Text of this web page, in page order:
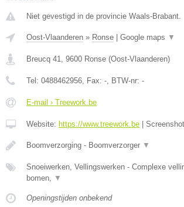
Niet gevestigd in de provincie Waals-Brabant.
Oost-Vlaanderen » Ronse Google maps ▼
Breucq 41 9600 Ronse (Oost-Vlaanderen)
Tel: 0488462956 , Fax: - , BTW-nr: -
E-mail › Treework.be
Website: https://www.treework.be Screenshot
Boomverzorging - Boomverzorger ▼
Snoeiwerken, Vellingswerken - Complexe
bomen,
▼
Openingstijden onbekend